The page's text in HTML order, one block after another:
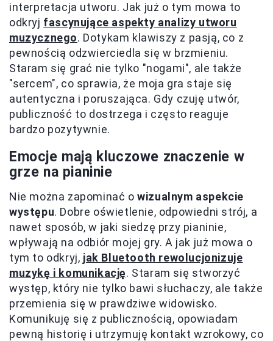
interpretacja utworu. Jak już o tym mowa to
odkryj fascynujące aspekty analizy utworu
muzycznego. Dotykam klawiszy z pasją, co z
pewnością odzwierciedla się w brzmieniu.
Staram się grać nie tylko "nogami", ale także
"sercem", co sprawia, że moja gra staje się
autentyczna i poruszająca. Gdy czuję utwór,
publiczność to dostrzega i często reaguje
bardzo pozytywnie.
Emocje mają kluczowe znaczenie w
grze na pianinie
Nie można zapominać owizualnym aspekcie
występu. Dobre oświetlenie, odpowiedni strój, a
nawet sposób, w jaki siedzę przy pianinie,
wpływają na odbiór mojej gry. A jak już mowa o
tym to odkryj, jak Bluetooth rewolucjonizuje
muzykę i komunikację. Staram się stworzyć
występ, który nie tylko bawi słuchaczy, ale także
przemienia się w prawdziwe widowisko.
Komunikuję się z publicznością, opowiadam
pewną historię i utrzymuję kontakt wzrokowy, co